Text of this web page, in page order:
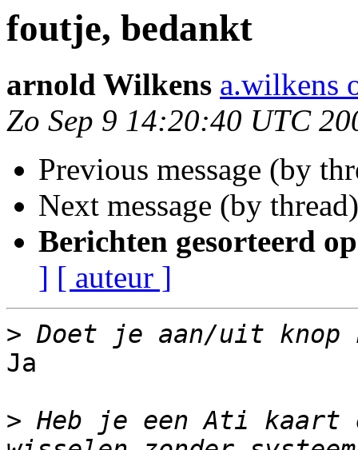
foutje, bedankt
arnold Wilkens a.wilkens
Zo Sep 9 14:20:40 UTC
Previous message (by
Next message (by
Berichten gesorteerd
] [ auteur ]
>
Ja
> Heb je een Ati kaart